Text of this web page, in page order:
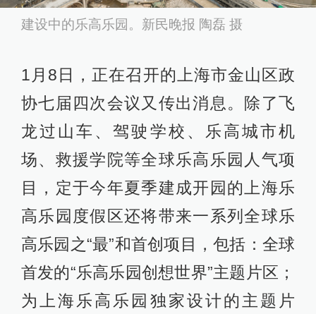
建设中的乐高乐园。新民晚报 陶磊 摄
1月8日，正在召开的上海市金山区政
协七届四次会议又传出消息。除了飞
龙过山车、驾驶学校、乐高城市机
场、救援学院等全球乐高乐园人气项
目，定于今年夏季建成开园的上海乐
高乐园度假区还将带来一系列全球乐
高乐园之“最”和首创项目，包括：全球
首发的“乐高乐园创想世界”主题片区；
为上海乐高乐园独家设计的主题片